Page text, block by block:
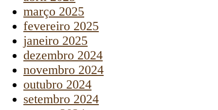
março 2025
fevereiro 2025
janeiro 2025
dezembro 2024
novembro 2024
outubro 2024
setembro 2024